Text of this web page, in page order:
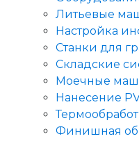
Литьевые
Настройка
Станки для
Складские
Моечные
Нанесение
Финишная